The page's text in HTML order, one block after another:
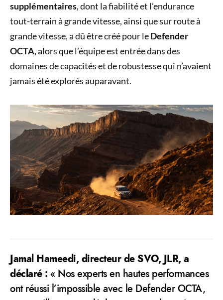
supplémentaires, dont la fiabilité et l’endurance
tout-terrain à grande vitesse, ainsi que sur route à
grande vitesse, a dû être créé pour leDefender
OCTA,alors que l’équipe est entrée dans des
domaines de capacités et de robustesse qui n’avaient
jamais été explorés auparavant.
Jamal Hameedi, directeur de SVO, JLR, a
déclaré : « Nos experts en hautes performances
ont réussi l’impossible avec le Defender OCTA,